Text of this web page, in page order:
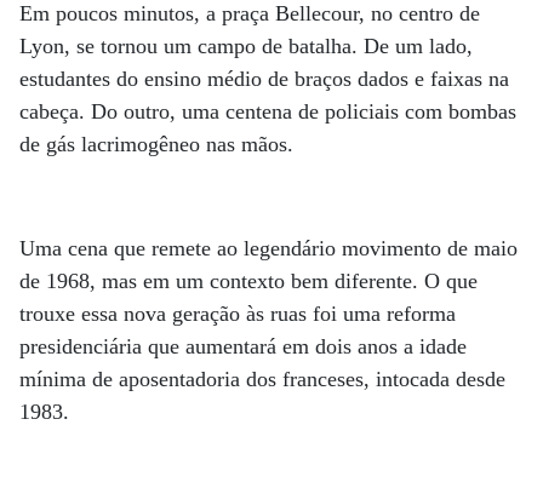
Em poucos minutos, a praça Bellecour, no centro de
Lyon, se tornou um campo de batalha. De um lado,
estudantes do ensino médio de braços dados e faixas na
cabeça. Do outro, uma centena de policiais com bombas
de gás lacrimogêneo nas mãos.
Uma cena que remete ao legendário movimento de maio
de 1968, mas em um contexto bem diferente. O que
trouxe essa nova geração às ruas foi uma reforma
presidenciária que aumentará em dois anos a idade
mínima de aposentadoria dos franceses, intocada desde
1983.